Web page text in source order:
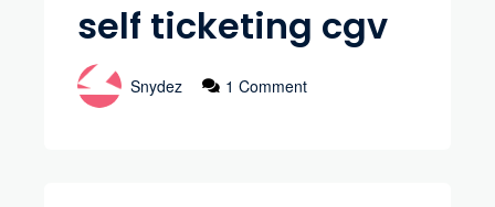
self ticketing cgv
Snydez 1 Comment